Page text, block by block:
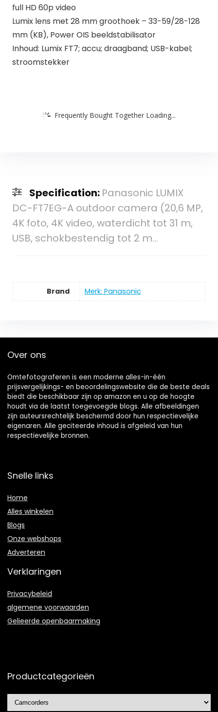
full HD 60p video
Lumix lens met 28 mm groothoek – 33-59/28-128
mm (KB), Power OIS beeldstabilisator
Inhoud: Lumix FT7; accu; draagband; USB-kabel;
stroomstekker
Frequently Bought Together Loading...
Specification: Panasonic LUMIX
DC-FT7EG-A outdoor camera (20,6 MP,
4K foto, 4K video, waterdicht tot 31 m,
USB, schokbestendig tot 2 m…
Brand Merk: Panasonic
Over ons
Omtefotograferen is een moderne alles-in-één
prijsvergelijkings- en beoordelingswebsite die de beste deals
biedt die beschikbaar zijn op amazon en u op de hoogte
houdt via de laatst toegevoegde blogs. Alle afbeeldingen
zijn auteursrechtelijk beschermd door hun respectievelijke
eigenaren. Alle geciteerde inhoud is afgeleid van hun
respectievelijke bronnen.
Snelle links
Home
Alles winkelen
Blogs
Onze webshops
Adverteren
Verklaringen
Privacybeleid
algemene voorwaarden
Gelieerde openbaarmaking
Productcategorieën